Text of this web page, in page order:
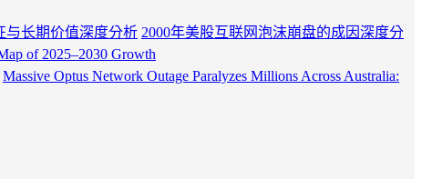
与长期价值深度分析 2000年美股互联网泡沫崩盘的成因深度分
of 2025–2030 Growth
Massive Optus Network Outage Paralyzes Millions Across Australia: